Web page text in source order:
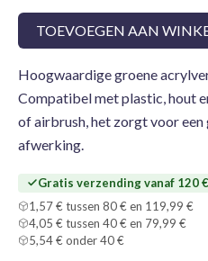
TOEVOEGEN AAN
Hoogwaardige groene
Compatibel met plastic, hout
of airbrush, het zorgt voor
afwerking.
Gratis verzending vanaf 120 €
1,57 € tussen 80 € en 119,99 €
4,05 € tussen 40 € en 79,99 €
5,54 € onder 40 €